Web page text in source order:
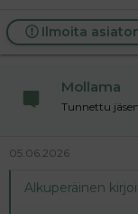
Ilmoita
Mollama
Tunnettu jäsen
05.06.2026
Alkuperäinen